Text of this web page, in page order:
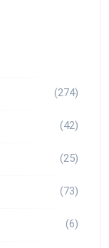
(274)
(42)
(25)
(73)
(6)